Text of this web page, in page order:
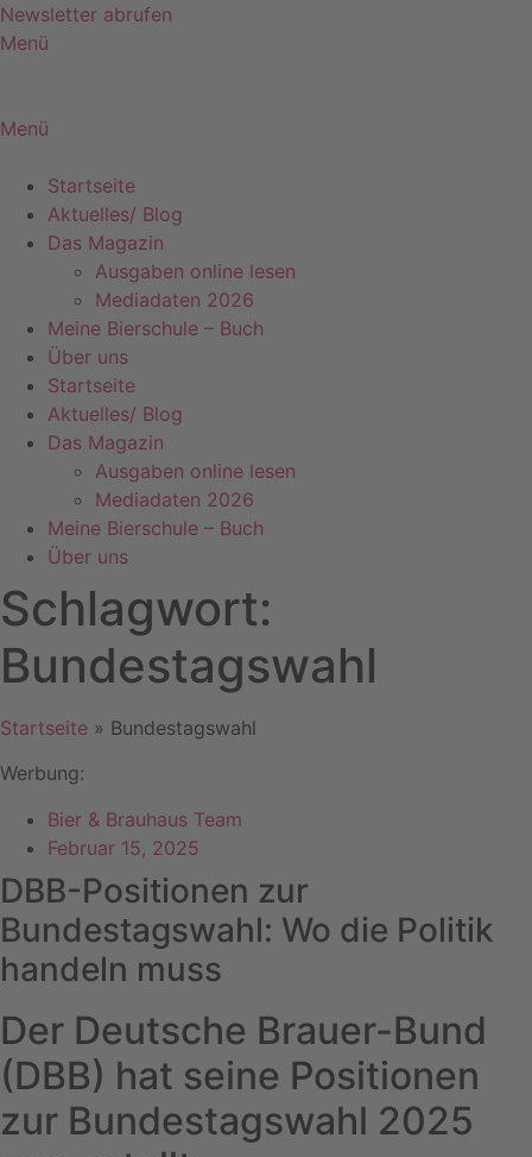
Zum
Inhalt
Newsletter abrufen
Menü
Menü
Startseite
Aktuelles/ Blog
Das Magazin
Ausgaben online lesen
Mediadaten 2026
Meine Bierschule – Buch
Über uns
Startseite
Aktuelles/ Blog
Das Magazin
Ausgaben online lesen
Mediadaten 2026
Meine Bierschule – Buch
Über uns
Schlagwort:
Bundestagswahl
Startseite » Bundestagswahl
Werbung:
Bier & Brauhaus Team
Februar 15, 2025
DBB-Positionen zur
Bundestagswahl: Wo die Politik
handeln muss
Der Deutsche Brauer-Bund
(DBB) hat seine Positionen
zur Bundestagswahl 2025